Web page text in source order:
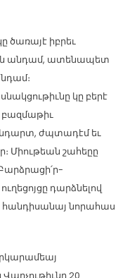
ծառայէ իբրեւ
անդամ, ատենապետ
կը բերէ
բազմաթիւ
ժպտադէմ եւ
Միութեան շահեըը
դարձնելով
հանդիսանայ նորահաս